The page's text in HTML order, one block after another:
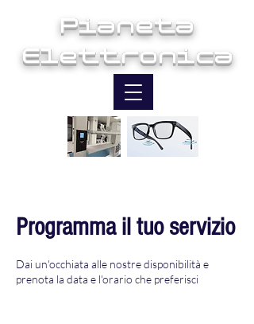
Pianeta
Elettronica
Programma il tuo servizio
Dai un'occhiata alle nostre disponibilità e
prenota la data e l'orario che preferisci